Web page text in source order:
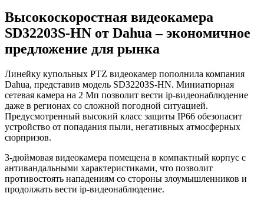
Высокоскоростная видеокамера
SD32203S-HN от Dahua – экономичное
предложение для рынка
Линейку купольных PTZ видеокамер пополнила компания
Dahua, представив модель SD32203S-HN. Миниатюрная
сетевая камера на 2 Мп позволит вести ip-видеонаблюдение
даже в регионах со сложной погодной ситуацией.
Предусмотренный высокий класс защиты IP66 обезопасит
устройство от попадания пыли, негативных атмосферных
сюрпризов.
3-дюймовая видеокамера помещена в компактный корпус с
антивандальными характеристиками, что позволит
противостоять нападениям со стороны злоумышленников и
продолжать вести ip-видеонаблюдение.